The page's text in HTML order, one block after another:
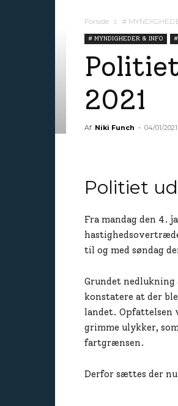
Forside #
# MYNDIGHEDER & INFO
2021
Af Niki Funch - 04/01/2021
Politiet
Fra mandag den 4.
til og med søndag
Grundet nedlukning
konstatere at der
landet. Opfattelsen
grimme ulykker,
fartgrænsen.
Derfor sættes der